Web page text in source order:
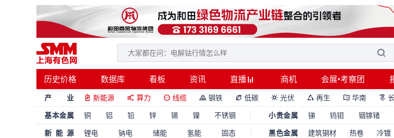
历史价格 数据库 看板 资讯 直播 商机 会展•考察团
产 业  新能源  算力  线缆  钢铁  低碳  光伏  再生  华南 
基本金属
铜 铝 铅 锌 锡 镍 不锈钢 小贵金属 锑 钨钼 铟镓锗
新能源
锂电 钠电 储能 氢能 固态 黑色金属 建筑钢材 热卷 冷镀